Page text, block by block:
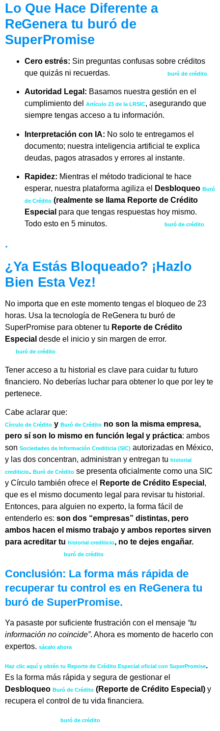
Lo Que Hace Diferente a
ReGenera tu buró de
SuperPromise
Cero estrés: Sin preguntas confusas sobre créditos
que quizás ni recuerdas.
buró de crédito
Autoridad Legal: Basamos nuestra gestión en el
cumplimiento del
Artículo 23 de la LRSIC, asegurando que
siempre tengas acceso a tu información.
Interpretación con IA: No solo te entregamos el
documento; nuestra inteligencia artificial te explica
deudas, pagos atrasados y errores al instante.
Rapidez: Mientras el método tradicional te hace
esperar, nuestra plataforma agiliza el
Desbloqueo Buró
de Crédito (realmente se llama Reporte de Crédito
Especial para que tengas respuestas hoy mismo.
Todo esto en 5 minutos.
buró de crédito
.
¿Ya Estás Bloqueado? ¡Hazlo
Bien Esta Vez!
No importa que en este momento tengas el bloqueo de 23
horas. Usa la tecnología de ReGenera tu buró de
SuperPromise para obtener tu Reporte de Crédito
Especial desde el inicio y sin margen de error.
buró de crédito
Tener acceso a tu historial es clave para cuidar tu futuro
financiero. No deberías luchar para obtener lo que por ley te
pertenece.
Cabe aclarar que:
Círculo de Crédito y Buró de Crédito no son la misma empresa,
pero sí son lo mismo en función legal y práctica: ambos
son Sociedades de Información Crediticia (SIC) autorizadas en México,
y las dos concentran, administran y entregan tu historial
crediticio. Buró de Crédito se presenta oficialmente como una SIC
y Círculo también ofrece el
Reporte de Crédito Especial ,
que es el mismo documento legal para revisar tu historial.
Entonces, para alguien no experto, la forma fácil de
entenderlo es: son dos “empresas” distintas, pero
ambos hacen el mismo trabajo y ambos reportes sirven
para acreditar tu historial crediticio, no te dejes engañar.
buró de crédito
Conclusión: La forma más rápida de
recuperar tu control es en ReGenera tu
buró de SuperPromise.
Ya pasaste por suficiente frustración con el mensaje “tu
información no coincide”. Ahora es momento de hacerlo con
expertos. sácalo ahora
Haz clic aquí y obtén tu Reporte de Crédito Especial oficial con SuperPromise.
Es la forma más rápida y segura de gestionar el
Desbloqueo Buró de Crédito (Reporte de Crédito Especial) y
recupera el control de tu vida financiera.
buró de crédito